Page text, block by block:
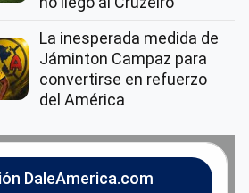
La inesperada medida de
Jáminton Campaz para
convertirse en refuerzo
del América
DaleAmerica.com